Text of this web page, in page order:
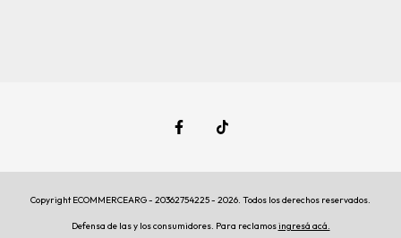
Copyright ECOMMERCEARG - 20362754225 - 2026. Todos los derechos reservados.
Defensa de las y los consumidores. Para reclamosingresá acá.